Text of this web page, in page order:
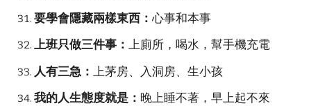
要學會隱藏兩樣東西：心事和本事
上班只做三件事：上廁所，喝水，幫手機充電
人有三急：上茅房、入洞房、生小孩
我的人生態度就是：晚上睡不著，早上起不來